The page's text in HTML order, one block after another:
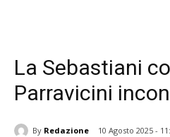
La Sebastiani
Parravicini
By Redazione 10 Agosto 2025 -